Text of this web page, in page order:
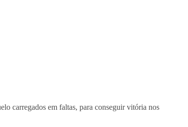
carregados em faltas, para conseguir vitória nos